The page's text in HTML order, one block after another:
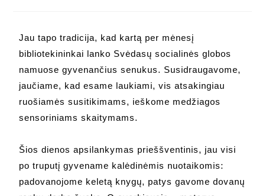
Jau tapo tradicija, kad kartą per mėnesį
bibliotekininkai lanko Svėdasų socialinės globos
namuose gyvenančius senukus. Susidraugavome,
jaučiame, kad esame laukiami, vis atsakingiau
ruošiamės susitikimams, ieškome medžiagos
sensoriniams skaitymams.
Šios dienos apsilankymas prieššventinis, jau visi
po truputį gyvename kalėdinėmis nuotaikomis:
padovanojome keletą knygų, patys gavome dovanų